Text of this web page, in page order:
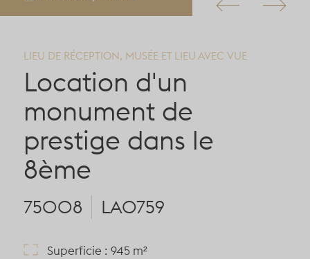
LIEU DE RÉCEPTION, MUSÉE ET LIEU AVEC VUE
Location d'un
monument de
prestige dans le
8ème
75008 LA0759
Superficie : 945 m²